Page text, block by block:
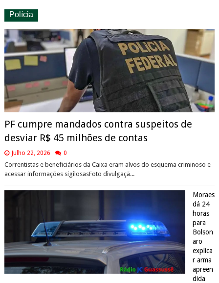
Polícia
PF cumpre mandados contra suspeitos de
desviar R$ 45 milhões de contas
Julho 22, 2026 0
Correntistas e beneficiários da Caixa eram alvos do esquema criminoso e
acessar informações sigilosasFoto divulgaçã...
Moraes
dá 24
horas
para
Bolson
aro
explica
r arma
apreen
dida